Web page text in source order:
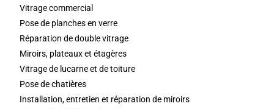
Vitrage commercial
Pose de planches en verre
Réparation de double vitrage
Miroirs, plateaux et étagères
Vitrage de lucarne et de toiture
Pose de chatières
Installation, entretien et réparation de miroirs